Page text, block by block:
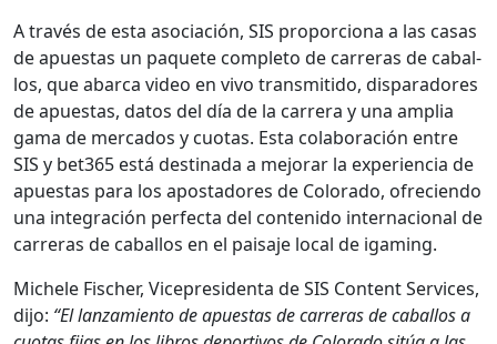
A través de esta aso­ciación, SIS pro­por­ciona a las casas
de apues­tas un paque­te com­ple­to de car­reras de cabal­
los, que abar­ca video en vivo trans­mi­ti­do, dis­paradores
de apues­tas, datos del día de la car­rera y una amplia
gama de mer­ca­dos y cuo­tas. Esta colab­o­ración entre
SIS y bet365 está des­ti­na­da a mejo­rar la expe­ri­en­cia de
apues­tas para los apos­ta­dores de Col­orado, ofre­cien­do
una inte­gración per­fec­ta del con­tenido inter­na­cional de
car­reras de cabal­los en el paisaje local de igam­ing.
Michele Fis­ch­er, Vicepres­i­den­ta de SIS Con­tent Ser­vices,
dijo: “El lan­za­mien­to de apues­tas de car­reras de cabal­los a